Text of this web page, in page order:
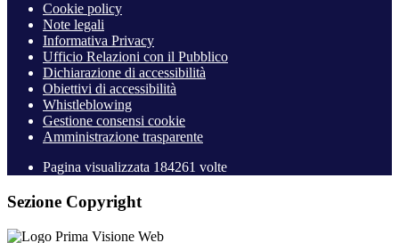
Cookie policy
Note legali
Informativa Privacy
Ufficio Relazioni con il Pubblico
Dichiarazione di accessibilità
Obiettivi di accessibilità
Whistleblowing
Gestione consensi cookie
Amministrazione trasparente
Pagina visualizzata 184261 volte
Sezione Copyright